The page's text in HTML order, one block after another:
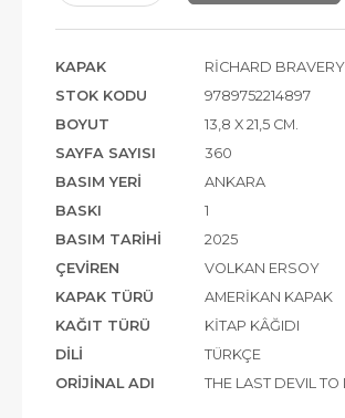
KAPAK
RICHARD BRAVERY
STOK KODU
9789752214897
BOYUT
13,8 X 21,5 CM.
SAYFA SAYISI
360
BASIM YERI
ANKARA
BASKI
1
BASIM TARIHI
2025
ÇEVIREN
VOLKAN ERSOY
KAPAK TÜRÜ
AMERIKAN KAPAK
KAĞIT TÜRÜ
KITAP KÂĞIDI
DILI
TÜRKÇE
ORIJINAL ADI
THE LAST DEVIL TO